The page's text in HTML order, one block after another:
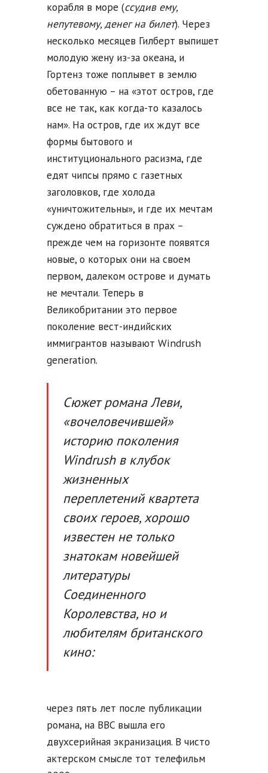
корабля в море (ссудив ему,
непутевому, денег на билет). Через
несколько месяцев Гилберт выпишет
молодую жену из-за океана, и
Гортенз тоже поплывет в землю
обетованную – на «этот остров, где
все не так, как когда-то казалось
нам». На остров, где их ждут все
формы бытового и
институционального расизма, где
едят чипсы прямо с газетных
заголовков, где холода
«уничтожительны», и где их мечтам
суждено обратиться в прах –
прежде чем на горизонте появятся
новые, о которых они на своем
первом, далеком острове и думать
не мечтали. Теперь в
Великобритании это первое
поколение вест-индийских
иммигрантов называют Windrush
generation.
Сюжет романа Леви,
«вочеловечившей»
историю поколения
Windrush в клубок
жизненных
переплетений квартета
своих героев, хорошо
известен не только
знатокам новейшей
литературы
Соединенного
Королевства, но и
любителям британского
кино:
через пять лет после публикации
романа, на BBC вышла его
двухсерийная экранизация. В чисто
актерском смысле тот телефильм